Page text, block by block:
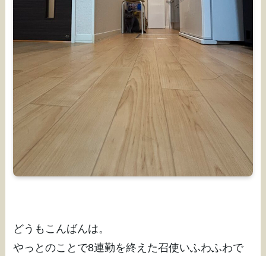
どうもこんばんは。
やっとのことで8連勤を終えた召使いふわふわで